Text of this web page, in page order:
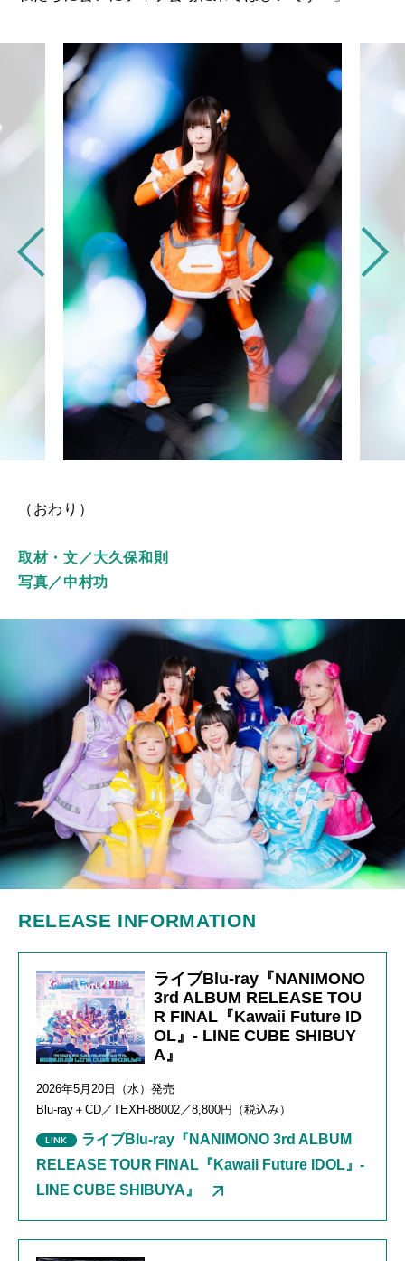
（おわり）
取材・文／大久保和則
写真／中村功
RELEASE INFORMATION
ライブBlu-ray『NANIMONO
3rd ALBUM RELEASE TOU
R FINAL『Kawaii Future ID
OL』- LINE CUBE SHIBUY
A』
2026年5月 20 日（水）発売
Blu-ray＋ CD／TEXH-88002／8,800円（税込み）
ライブBlu-ray『NANIMONO 3rd ALBUM
RELEASE TOUR FINAL『Kawaii Future IDOL』-
LINE CUBE SHIBUYA』